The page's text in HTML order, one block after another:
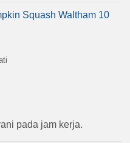
Squash Waltham 10
pada jam kerja.